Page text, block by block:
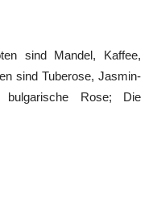
sind Mandel, Kaffee,
sind Tuberose, Jasmin-
Rose; Die